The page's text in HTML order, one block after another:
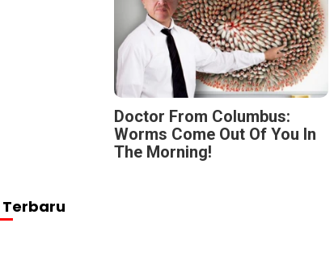
Doctor From Columbus:
Worms Come Out Of You In
The Morning!